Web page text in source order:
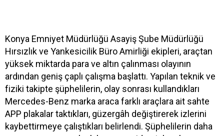
Konya Emniyet Müdürlüğü Asayiş Şube Müdürlüğü
Hırsızlık ve Yankesicilik Büro Amirliği ekipleri, araçtan
yüksek miktarda para ve altın çalınması olayının
ardından geniş çaplı çalışma başlattı. Yapılan teknik ve
fiziki takipte şüphelilerin, olay sonrası kullandıkları
Mercedes-Benz marka araca farklı araçlara ait sahte
APP plakalar taktıkları, güzergâh değiştirerek izlerini
kaybettirmeye çalıştıkları belirlendi. Şüphelilerin daha